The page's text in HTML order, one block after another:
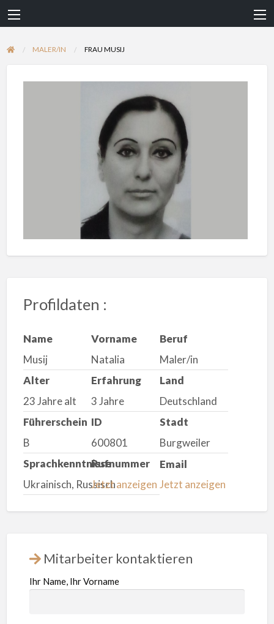
MALER/IN FRAU MUSIJ
Profildaten :
Name
Musij
Vorname
Natalia
Beruf
Maler/in
Alter
23 Jahre alt
Erfahrung
3 Jahre
Land
Deutschland
Führerschein
B
ID
600801
Stadt
Burgweiler
Sprachkenntnisse
Ukrainisch, Russisch
Rufnummer
Jetzt anzeigen
Email
Jetzt anzeigen
Mitarbeiter kontaktieren
Ihr Name, Ihr Vorname